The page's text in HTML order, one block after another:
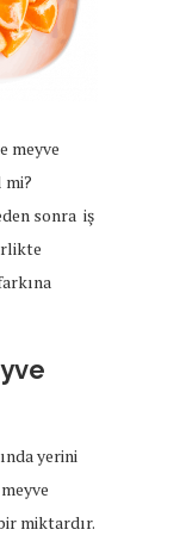
meyve
mi?
sonra iş
yerini
miktardır.